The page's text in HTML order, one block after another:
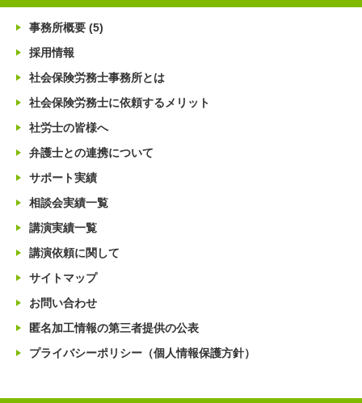
事務所概要 (5)
採用情報
社会保険労務士事務所とは
社会保険労務士に依頼するメリット
社労士の皆様へ
弁護士との連携について
サポート実績
相談会実績一覧
講演実績一覧
講演依頼に関して
サイトマップ
お問い合わせ
匿名加工情報の第三者提供の公表
プライバシーポリシー（個人情報保護方針）